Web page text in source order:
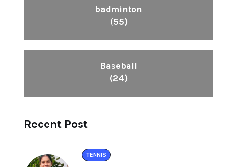
badminton
(55)
Baseball
(24)
Recent Post
TENNIS